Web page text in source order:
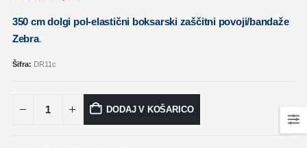
350 cm dolgi pol-elastični boksarski zaščitni povoji/bandaže
Zebra.
Šifra: DR11c
DODAJ V KOŠARICO